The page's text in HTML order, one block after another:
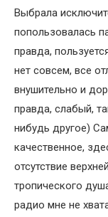
Выбрала
попользовалась
правда,
нет совсем, все
внушительно и
правда, слабый,
нибудь другое)
качественное,
отсутствие
тропического
радио мне не